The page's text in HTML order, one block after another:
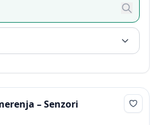
– Senzori